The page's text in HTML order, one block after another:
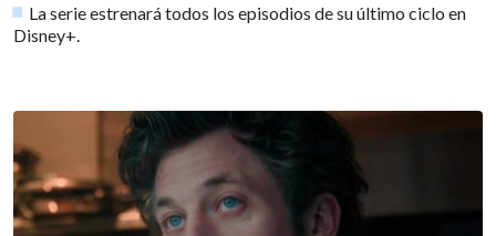
La serie estrenará todos los episodios de su último ciclo en
Disney+.